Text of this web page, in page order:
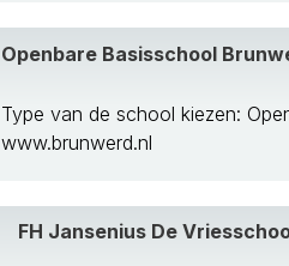
Openbare Basisschool
Type van de school kiezen:
www.brunwerd.nl
FH Jansenius De